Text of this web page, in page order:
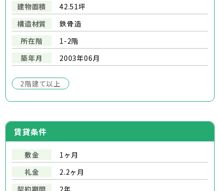
建物面積
42.51坪
構造材質
鉄骨造
所在階
1-2階
築年月
2003年06月
2階建て以上
賃貸条件
敷金
1ヶ月
礼金
2.2ヶ月
契約期間
2年